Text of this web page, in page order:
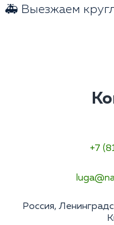
🚑 Выезжаем
+7
Россия,